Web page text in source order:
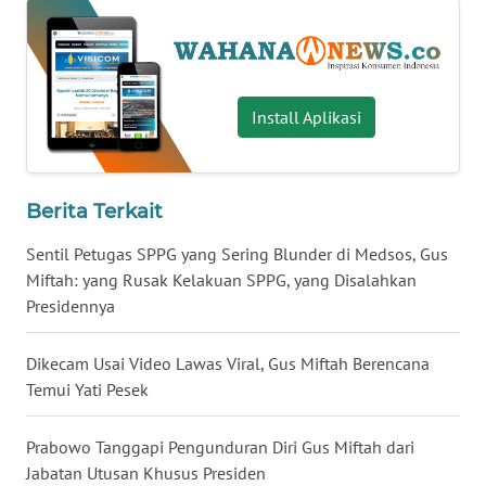
Install Aplikasi
Berita Terkait
Sentil Petugas SPPG yang Sering Blunder di Medsos, Gus
Miftah: yang Rusak Kelakuan SPPG, yang Disalahkan
Presidennya
Dikecam Usai Video Lawas Viral, Gus Miftah Berencana
Temui Yati Pesek
Prabowo Tanggapi Pengunduran Diri Gus Miftah dari
Jabatan Utusan Khusus Presiden
WN
SERAMBI
WN
JAMBI
SULTRA
WN
NTB
WN
SULTENG
SULBAR